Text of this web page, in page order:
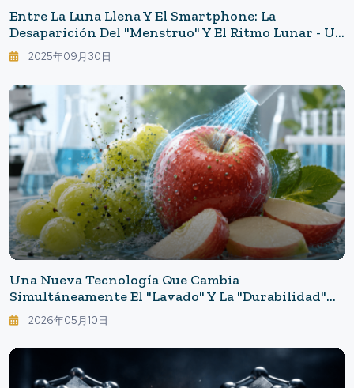
Entre La Luna Llena Y El Smartphone: La
Desaparición Del "menstruo" Y El Ritmo Lunar - Un
Pequeño Indicio En El Ciclo De La Luna Y El Ciclo
Femenino
2025年09月30日
Una Nueva Tecnología Que Cambia
Simultáneamente El "lavado" Y La "durabilidad"
De Las Frutas: ¿qué Es El Lavado Biodegradable
Derivado Del Almidón?
2026年05月10日